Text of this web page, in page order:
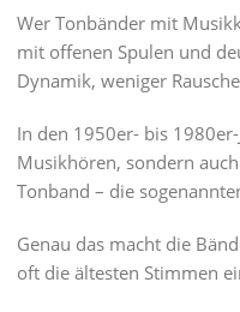
Wer Tonbänder mit
mit offenen Spulen und
Dynamik, weniger
In den 1950er- bis
Musikhören, sondern
Tonband – die
Genau das macht die
oft die ältesten Stimmen